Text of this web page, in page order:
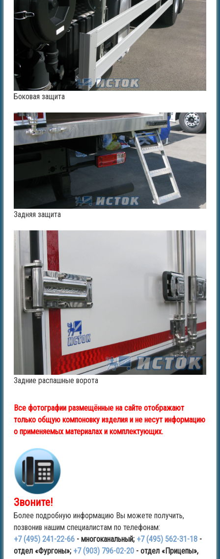
Боковая защита
Задняя защита
Задние распашные ворота
Все фотографии размещённые на сайте отображают
только общую компоновку изделия и не несут информацию
о применяемых материалах и комплектующих.
Звоните!
Более подробную информацию Вы можете получить,
позвонив нашим специалистам по телефонам:
+7 (495) 241-22-66 - многоканальный; +7 (495) 562-31-18 -
отдел «Фургоны»; +7 (903) 796-02-20 - отдел «Прицепы»,